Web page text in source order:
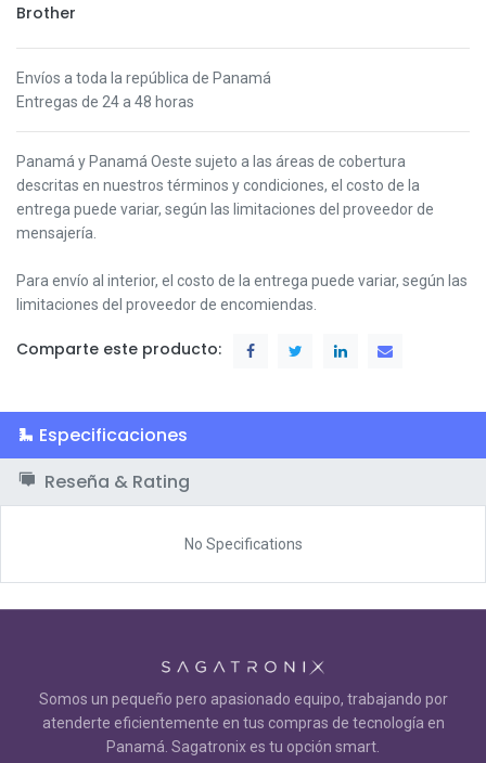
Brother
Envíos a toda la república de Panamá
Entregas de 24 a 48 horas
Panamá y Panamá Oeste sujeto a las áreas de cobertura
descritas en nuestros términos y condiciones, el costo de la
entrega puede variar, según las limitaciones del proveedor de
mensajería.
Para envío al interior, el costo de la entrega puede variar, según las
limitaciones del proveedor de encomiendas.
Comparte este producto:
Especificaciones
Reseña & Rating
No Specifications
Somos un pequeño pero apasionado equipo, trabajando por
atenderte eficientemente en tus compras de tecnología en
Panamá. Sagatronix es tu opción smart.